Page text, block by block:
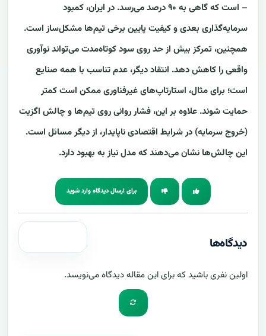
– است که گاهی به ۹۰ درصد می‌رسد. در ایران، کمبود
سرمایه‌گذاری بعدی و کیفیت پایین برخی تیم‌ها مشکل‌ساز است.
همچنین، تمرکز بیش از حد روی سود کوتاه‌مدت می‌تواند نوآوری
واقعی را کاهش دهد. انتقاد دیگر، عدم تناسب با همه صنایع
است؛ برای مثال، استارتاپ‌های غیرفناوری ممکن است کمتر
حمایت شوند. علاوه بر این، فشار روانی روی تیم‌ها و چالش اگزیت
(خروج سرمایه) در شرایط اقتصادی ناپایدار، از دیگر مسائل است.
این چالش‌ها نشان می‌دهند که مدل نیاز به بهبود دارد.
برای ارسال دیدگاه وارد شوید
دیدگاه‌ها
اولین نفری باشید که برای این مقاله دیدگاه می‌نویسد.